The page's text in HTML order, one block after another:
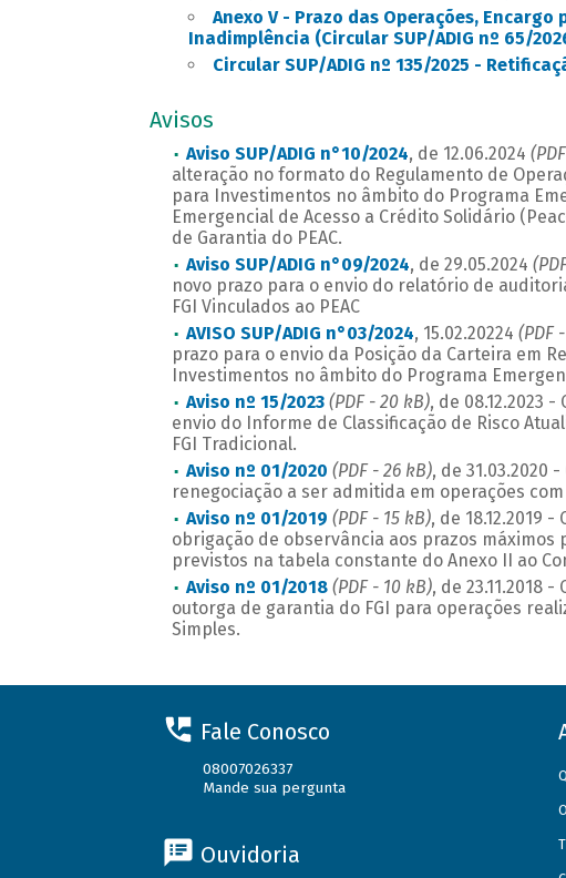
Anexo V - Prazo das Operações,
Inadimplência (Circular SUP/ADIG nº 65/
Circular SUP/ADIG nº 135/2025 -
Avisos
Aviso SUP/ADIG n°10/2024, de 12.06.2024
alteração no formato do Regulamento de
para Investimentos no âmbito do Programa
Emergencial de Acesso a Crédito Solidário
de Garantia do PEAC.
Aviso SUP/ADIG n°09/2024, de 29.05.2024
novo prazo para o envio do relatório de
FGI Vinculados ao PEAC
AVISO SUP/ADIG n°03/2024, 15.02.20224 (PDF
prazo para o envio da Posição da Carteira em
Investimentos no âmbito do Programa
Aviso nº 15/2023 (PDF - 20 kB), de 08.12.2023
envio do Informe de Classificação de Risco
FGI Tradicional.
Aviso nº 01/2020 (PDF - 26 kB), de 31.03.2020
renegociação a ser admitida em operações
Aviso nº 01/2019 (PDF - 15 kB), de 18.12.2019
obrigação de observância aos prazos
previstos na tabela constante do Anexo II ao
Aviso nº 01/2018 (PDF - 10 kB), de 23.11.2018
outorga de garantia do FGI para operações
Simples.
Fale Conosco
08007026337
Mande sua pergunta
Ouvidoria